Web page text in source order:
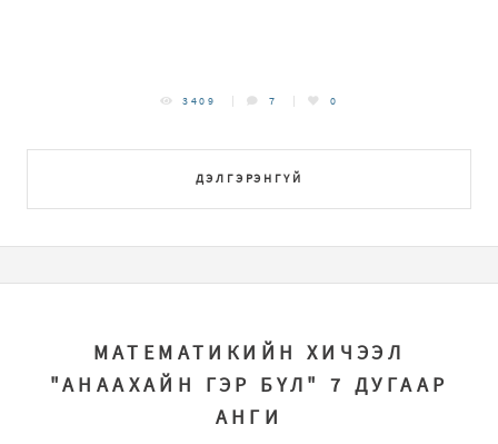
ДЭЛГЭРЭНГҮЙ
3409 7 0
МАТЕМАТИКИЙН ХИЧЭЭЛ
"АНААХАЙН ГЭР БҮЛ" 7 ДУГААР
АНГИ